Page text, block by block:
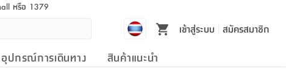
หรือ 1379
เข้าสู่ระบบ สมัครสมาชิก
อุปกรณ์การเดินทาง สินค้าแนะนำ